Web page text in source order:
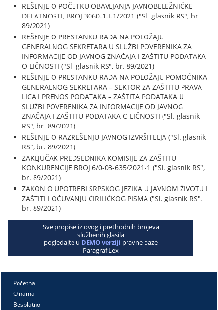
REŠENJE O POČETKU OBAVLJANJA JAVNOBELEŽNIČKE
DELATNOSTI, BROJ 3060-1-I-1/2021 ("Sl. glasnik RS", br.
89/2021)
REŠENJE O PRESTANKU RADA NA POLOŽAJU
GENERALNOG SEKRETARA U SLUŽBI POVERENIKA ZA
INFORMACIJE OD JAVNOG ZNAČAJA I ZAŠTITU PODATAKA
O LIČNOSTI ("Sl. glasnik RS", br. 89/2021)
REŠENJE O PRESTANKU RADA NA POLOŽAJU POMOĆNIKA
GENERALNOG SEKRETARA – SEKTOR ZA ZAŠTITU PRAVA
LICA I PRENOS PODATAKA – ZAŠTITA PODATAKA U
SLUŽBI POVERENIKA ZA INFORMACIJE OD JAVNOG
ZNAČAJA I ZAŠTITU PODATAKA O LIČNOSTI ("Sl. glasnik
RS", br. 89/2021)
REŠENJE O RAZREŠENJU JAVNOG IZVRŠITELJA ("Sl. glasnik
RS", br. 89/2021)
ZAKLJUČAK PREDSEDNIKA KOMISIJE ZA ZAŠTITU
KONKURENCIJE BROJ 6/0-03-635/2021-1 ("Sl. glasnik RS",
br. 89/2021)
ZAKON O UPOTREBI SRPSKOG JEZIKA U JAVNOM ŽIVOTU I
ZAŠTITI I OČUVANJU ĆIRILIČKOG PISMA ("Sl. glasnik RS",
br. 89/2021)
Sve propise iz ovog i prethodnih brojeva
službenih glasila
pogledajte u DEMO verziji pravne baze
Paragraf Lex
Početna
O nama
Besplatno